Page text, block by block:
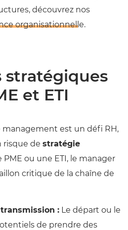
découvrez nos
organisationnelle.
stratégiques
et ETI
management est un défi RH,
risque de stratégie
PME ou une ETI, le manager
critique de la chaîne de
: Le départ ou le
de prendre des